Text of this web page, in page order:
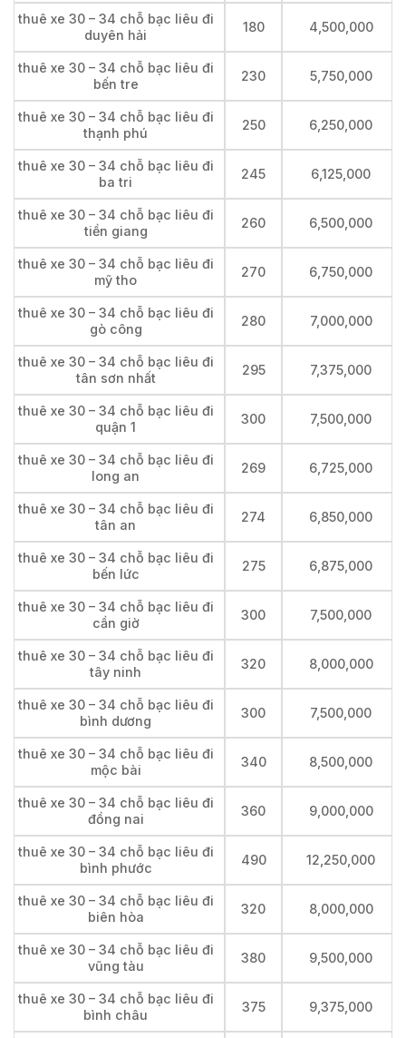
thuê xe 30 – 34 chỗ bạc liêu đi
duyên hải
180 4,500,000
thuê xe 30 – 34 chỗ bạc liêu đi
bến tre
230 5,750,000
thuê xe 30 – 34 chỗ bạc liêu đi
thạnh phú
250 6,250,000
thuê xe 30 – 34 chỗ bạc liêu đi
ba tri
245 6,125,000
thuê xe 30 – 34 chỗ bạc liêu đi
tiền giang
260 6,500,000
thuê xe 30 – 34 chỗ bạc liêu đi
mỹ tho
270 6,750,000
thuê xe 30 – 34 chỗ bạc liêu đi
gò công
280 7,000,000
thuê xe 30 – 34 chỗ bạc liêu đi
tân sơn nhất
295 7,375,000
thuê xe 30 – 34 chỗ bạc liêu đi
quận 1
300 7,500,000
thuê xe 30 – 34 chỗ bạc liêu đi
long an
269 6,725,000
thuê xe 30 – 34 chỗ bạc liêu đi
tân an
274 6,850,000
thuê xe 30 – 34 chỗ bạc liêu đi
bến lức
275 6,875,000
thuê xe 30 – 34 chỗ bạc liêu đi
cần giờ
300 7,500,000
thuê xe 30 – 34 chỗ bạc liêu đi
tây ninh
320 8,000,000
thuê xe 30 – 34 chỗ bạc liêu đi
bình dương
300 7,500,000
thuê xe 30 – 34 chỗ bạc liêu đi
mộc bài
340 8,500,000
thuê xe 30 – 34 chỗ bạc liêu đi
đồng nai
360 9,000,000
thuê xe 30 – 34 chỗ bạc liêu đi
bình phước
490 12,250,000
thuê xe 30 – 34 chỗ bạc liêu đi
biên hòa
320 8,000,000
thuê xe 30 – 34 chỗ bạc liêu đi
vũng tàu
380 9,500,000
thuê xe 30 – 34 chỗ bạc liêu đi
bình châu
375 9,375,000